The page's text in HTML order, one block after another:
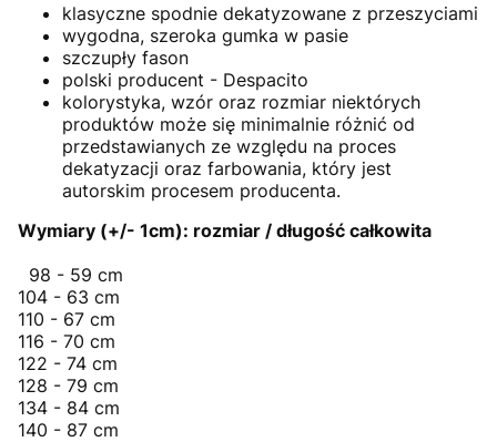
klasyczne spodnie dekatyzowane z przeszyciami
wygodna, szeroka gumka w pasie
szczupły fason
polski producent - Despacito
kolorystyka, wzór oraz rozmiar niektórych
produktów może się minimalnie różnić od
przedstawianych ze względu na proces
dekatyzacji oraz farbowania, który jest
autorskim procesem producenta.
Wymiary (+/- 1cm): rozmiar / długość całkowita
98 - 59 cm
104 - 63 cm
110 - 67 cm
116 - 70 cm
122 - 74 cm
128 - 79 cm
134 - 84 cm
140 - 87 cm